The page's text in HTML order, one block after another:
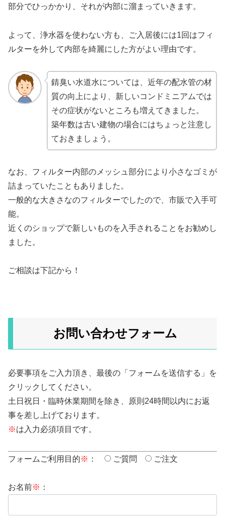
部分でひっかかり、それが内部に溜まっていきます。
よって、浄水器を使わない方も、ご入居後には1回はフィ
ルターを外して内部を綺麗にした方がよい理由です。
錆臭い水道水については、近年の配水管の材
質の向上により、新しいコンドミニアムでは
その症状がないところも増えてきました。
築年数は古い建物の場合にはちょっと注意し
ておきましょう。
なお、フィルター内部のメッシュ部分により小さなゴミが
詰まっていたこともありました。
一般的な大きさなのフィルターでしたので、市販で入手可
能。
近くのショップで新しいものを入手されることをお勧めし
ました。
ご相談は下記から！
お問い合わせフォーム
必要事項をご入力頂き、最後の「フォームを送信する」を
クリックしてください。
土日祝日・臨時休業期間を除き、原則24時間以内にお返
事を差し上げております。
※は入力必須項目です。
フォームご利用目的※ ： ご質問 ご注文
お名前※ ：